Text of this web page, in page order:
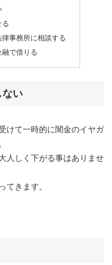
る
律事務所に相談する
融で借りる
ない
けて一時的に闇金のイヤガ
人しく下がる事はありませ
てきます。